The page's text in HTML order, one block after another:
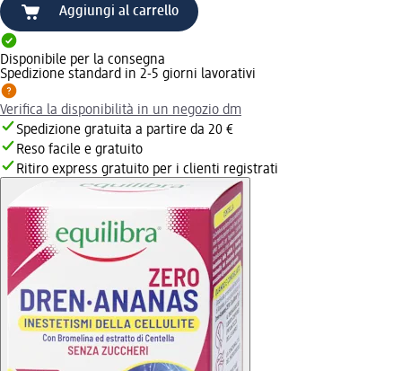
Aggiungi al carrello
Disponibile per la consegna
Spedizione standard in 2-5 giorni lavorativi
Verifica la disponibilità in un negozio dm
Spedizione gratuita a partire da 20 €
Reso facile e gratuito
Ritiro express gratuito per i clienti registrati